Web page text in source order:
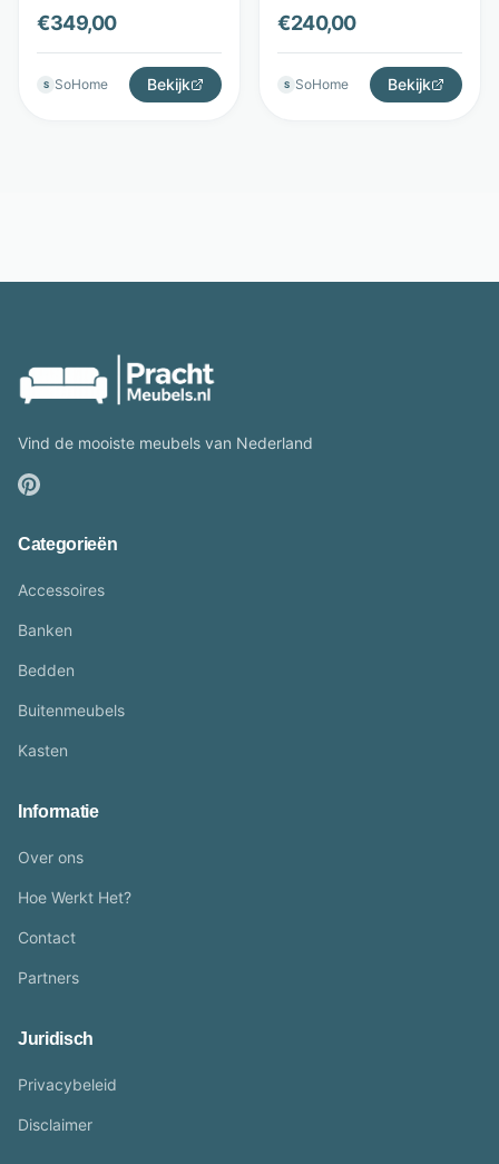
design - goud - Artistiq
Living
€349,00
S SoHome Bekijk
Ovaal 120x60 cm met
onderplank - Wit -
Artistiq Living
€240,00
S SoHome Bekijk
Vind de mooiste meubels van Nederland
Categorieën
Accessoires
Banken
Bedden
Buitenmeubels
Kasten
Informatie
Over ons
Hoe Werkt Het?
Contact
Partners
Juridisch
Privacybeleid
Disclaimer